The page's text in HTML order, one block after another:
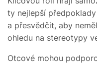
ty nejlepší
a přesvědčit, aby
ohledu na stereotypy
Otcové mohou